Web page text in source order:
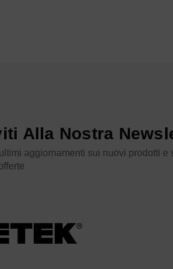
Alla Nostra
aggiornamenti sui nuovi prodotti e